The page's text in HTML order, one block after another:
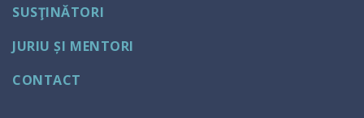
SUSŢINĂTORI
JURIU ȘI MENTORI
CONTACT